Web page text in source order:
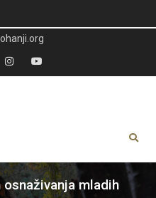
InstagramYouTube
mladih